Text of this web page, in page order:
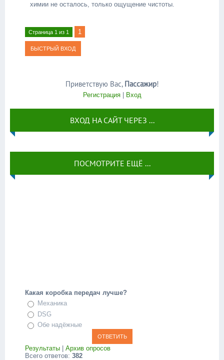
химии не осталось, только ощущение чистоты.
Страница 1 из 1 1
Приветствую Вас, Пассажир!
Регистрация| Вход
ВХОД НА САЙТ ЧЕРЕЗ ...
ПОСМОТРИТЕ ЕЩЁ ...
Какая коробка передач лучше?
Механика
DSG
Обе надёжные
Результаты | Архив опросов
Всего ответов: 382